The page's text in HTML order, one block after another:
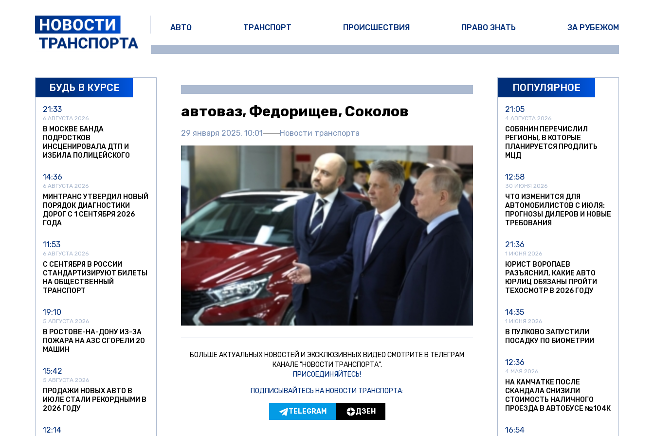
АВТО ТРАНСПОРТ ПРОИСШЕСТВИЯ ПРАВО ЗНАТЬ ЗА РУБЕЖОМ
БУДЬ В КУРСЕ
21:33
6 АВГУСТА 2026
В МОСКВЕ БАНДА
ПОДРОСТКОВ
ИНСЦЕНИРОВАЛА ДТП И
ИЗБИЛА ПОЛИЦЕЙСКОГО
14:36
6 АВГУСТА 2026
МИНТРАНС УТВЕРДИЛ НОВЫЙ
ПОРЯДОК ДИАГНОСТИКИ
ДОРОГ С 1 СЕНТЯБРЯ 2026
ГОДА
11:53
6 АВГУСТА 2026
С СЕНТЯБРЯ В РОССИИ
СТАНДАРТИЗИРУЮТ БИЛЕТЫ
НА ОБЩЕСТВЕННЫЙ
ТРАНСПОРТ
19:10
5 АВГУСТА 2026
В РОСТОВЕ-НА-ДОНУ ИЗ-ЗА
ПОЖАРА НА АЗС СГОРЕЛИ 20
МАШИН
15:42
5 АВГУСТА 2026
ПРОДАЖИ НОВЫХ АВТО В
ИЮЛЕ СТАЛИ РЕКОРДНЫМИ В
2026 ГОДУ
12:14
автоваз, Федорищев, Соколов
29 января 2025, 10:01 Новости транспорта
БОЛЬШЕ АКТУАЛЬНЫХ НОВОСТЕЙ И ЭКСКЛЮЗИВНЫХ ВИДЕО СМОТРИТЕ В ТЕЛЕГРАМ
КАНАЛЕ "НОВОСТИ ТРАНСПОРТА".
ПРИСОЕДИНЯЙТЕСЬ!
ПОДПИСЫВАЙТЕСЬ НА НОВОСТИ ТРАНСПОРТА:
TELEGRAM ДЗЕН
ПОПУЛЯРНОЕ
21:05
4 АВГУСТА 2026
СОБЯНИН ПЕРЕЧИСЛИЛ
РЕГИОНЫ, В КОТОРЫЕ
ПЛАНИРУЕТСЯ ПРОДЛИТЬ
МЦД
12:58
30 ИЮНЯ 2026
ЧТО ИЗМЕНИТСЯ ДЛЯ
АВТОМОБИЛИСТОВ С ИЮЛЯ:
ПРОГНОЗЫ ДИЛЕРОВ И НОВЫЕ
ТРЕБОВАНИЯ
21:36
1 ИЮНЯ 2026
ЮРИСТ ВОРОПАЕВ
РАЗЪЯСНИЛ, КАКИЕ АВТО
ЮРЛИЦ ОБЯЗАНЫ ПРОЙТИ
ТЕХОСМОТР В 2026 ГОДУ
14:35
1 ИЮНЯ 2026
В ПУЛКОВО ЗАПУСТИЛИ
ПОСАДКУ ПО БИОМЕТРИИ
12:36
4 МАЯ 2026
НА КАМЧАТКЕ ПОСЛЕ
СКАНДАЛА СНИЗИЛИ
СТОИМОСТЬ НАЛИЧНОГО
ПРОЕЗДА В АВТОБУСЕ №104К
16:54